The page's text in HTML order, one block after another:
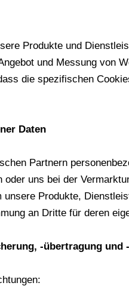
Produkte und
und Messung von
die spezifischen
Daten
Partnern
uns bei der
unsere Produkte,
an Dritte für deren
-übertragung und